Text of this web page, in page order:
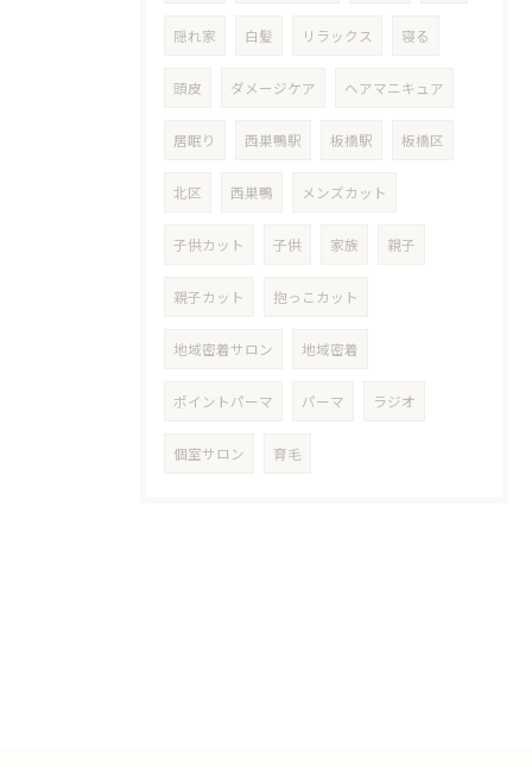
隠れ家 白髪 リラックス 寝る
頭皮 ダメージケア ヘアマニキュア
居眠り 西巣鴨駅 板橋駅 板橋区
北区 西巣鴨 メンズカット
子供カット 子供 家族 親子
親子カット 抱っこカット
地域密着サロン 地域密着
ポイントパーマ パーマ ラジオ
個室サロン 育毛